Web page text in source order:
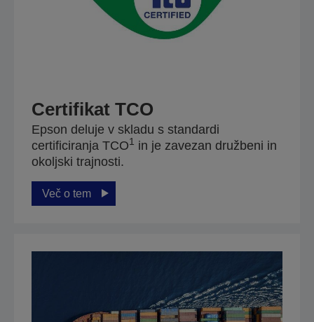
Certifikat TCO
Epson deluje v skladu s standardi
certificiranja TCO1 in je zavezan družbeni in
okoljski trajnosti.
Več o tem